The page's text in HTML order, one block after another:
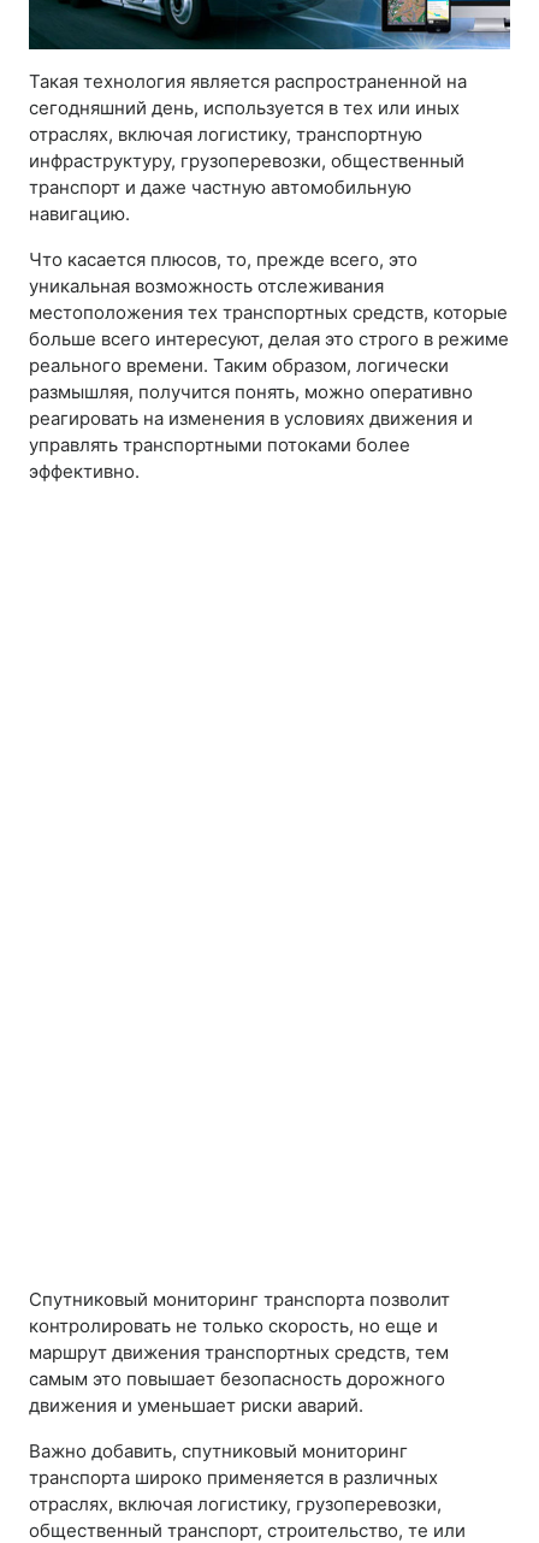
Такая технология является распространенной на
сегодняшний день, используется в тех или иных
отраслях, включая логистику, транспортную
инфраструктуру, грузоперевозки, общественный
транспорт и даже частную автомобильную
навигацию.
Что касается плюсов, то, прежде всего, это
уникальная возможность отслеживания
местоположения тех транспортных средств, которые
больше всего интересуют, делая это строго в режиме
реального времени. Таким образом, логически
размышляя, получится понять, можно оперативно
реагировать на изменения в условиях движения и
управлять транспортными потоками более
эффективно.
Спутниковый мониторинг транспорта позволит
контролировать не только скорость, но еще и
маршрут движения транспортных средств, тем
самым это повышает безопасность дорожного
движения и уменьшает риски аварий.
Важно добавить, спутниковый мониторинг
транспорта широко применяется в различных
отраслях, включая логистику, грузоперевозки,
общественный транспорт, строительство, те или